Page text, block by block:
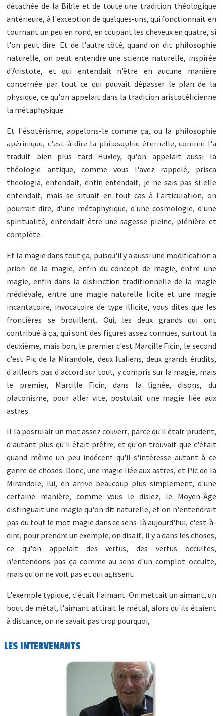
détachée de la Bible et de toute une tradition théologique
antérieure, à l'exception de quelques-uns, qui fonctionnait en
tournant un peu en rond, en coupant les cheveux en quatre, si
l'on peut dire. Et de l'autre côté, quand on dit philosophie
naturelle, on peut entendre une science naturelle, inspirée
d'Aristote, et qui entendait n'être en aucune manière
concernée par tout ce qui pouvait dépasser le plan de la
physique, ce qu'on appelait dans la tradition aristotélicienne
la métaphysique.
Et l'ésotérisme, appelons-le comme ça, ou la philosophie
apérinique, c'est-à-dire la philosophie éternelle, comme l'a
traduit bien plus tard Huxley, qu'on appelait aussi la
théologie antique, comme vous l'avez rappelé, prisca
theologia, entendait, enfin entendait, je ne sais pas si elle
entendait, mais se situait en tout cas à l'articulation, on
pourrait dire, d'une métaphysique, d'une cosmologie, d'une
spiritualité, entendait être une sagesse pleine, plénière et
complète.
Et la magie dans tout ça, puisqu'il y a aussi une modification a
priori de la magie, enfin du concept de magie, entre une
magie, enfin dans la distinction traditionnelle de la magie
médiévale, entre une magie naturelle licite et une magie
incantatoire, invocatoire de type illicite, vous dites que les
frontières se brouillent. Oui, les deux grands qui ont
contribué à ça, qui sont des figures assez connues, surtout la
deuxième, mais bon, le premier c'est Marcille Ficin, le second
c'est Pic de la Mirandole, deux Italiens, deux grands érudits,
d'ailleurs pas d'accord sur tout, y compris sur la magie, mais
le premier, Marcille Ficin, dans la lignée, disons, du
platonisme, pour aller vite, postulait une magie liée aux
astres.
Il la postulait un mot assez couvert, parce qu'il était prudent,
d'autant plus qu'il était prêtre, et qu'on trouvait que c'était
quand même un peu indécent qu'il s'intéresse autant à ce
genre de choses. Donc, une magie liée aux astres, et Pic de la
Mirandole, lui, en arrive beaucoup plus simplement, d'une
certaine manière, comme vous le disiez, le Moyen-Âge
distinguait une magie qu'on dit naturelle, et on n'entendrait
pas du tout le mot magie dans ce sens-là aujourd'hui, c'est-à-
dire, pour prendre un exemple, on disait, il y a dans les choses,
ce qu'on appelait des vertus, des vertus occultes,
n'entendons pas ça comme au sens d'un complot occulte,
mais qu'on ne voit pas et qui agissent.
L'exemple typique, c'était l'aimant. On mettait un aimant, un
bout de métal, l'aimant attirait le métal, alors qu'ils étaient
à distance, on ne savait pas trop pourquoi,
LES INTERVENANTS